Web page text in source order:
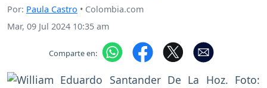
Por: Paula Castro • Colombia.com
Mar, 09 Jul 2024 10:35 am
Comparte en: